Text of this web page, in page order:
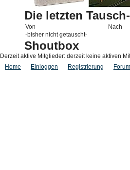
Die letzten
Von
Nach
-bisher nicht getauscht-
Shoutbox
Derzeit aktive Mitglieder: derzeit keine aktiven
Home
Einloggen Registrierung Forum